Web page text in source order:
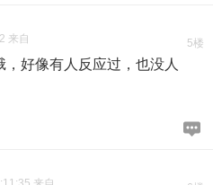
5楼
来自
好像有人反应过，也没人